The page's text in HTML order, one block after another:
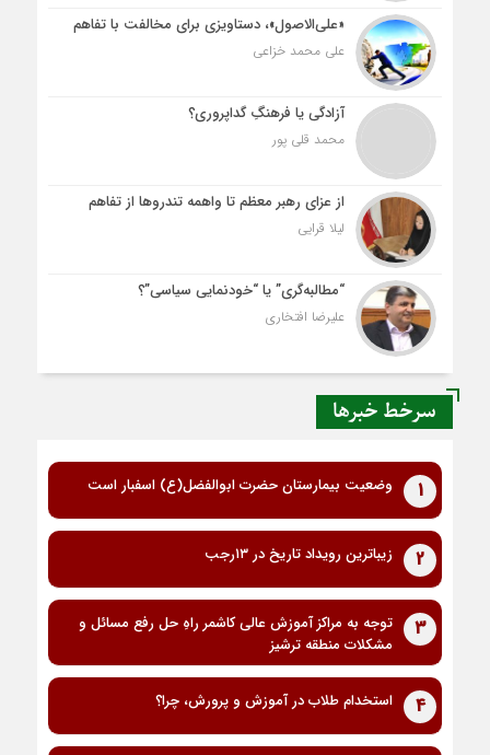
«علی‌الاصول»، دستاویزی برای مخالفت با تفاهم
علی محمد خزاعی
آزادگی یا فرهنگِ گداپروری؟
محمد قلی پور
از عزای رهبر معظم تا واهمه تندروها از تفاهم
لیلا قرایی
“مطالبه‌گری” یا “خودنمایی سیاسی”؟
علیرضا افتخاری
سرخط خبرها
1 وضعیت بیمارستان حضرت ابوالفضل(ع) اسفبار است
2 زیباترین رویداد تاریخ در ۱۳رجب
3
توجه به مراکز آموزش عالی کاشمر راهِ حل رفع مسائل و
مشکلات منطقه ترشیز
4 استخدام طلاب در آموزش و پرورش، چرا؟